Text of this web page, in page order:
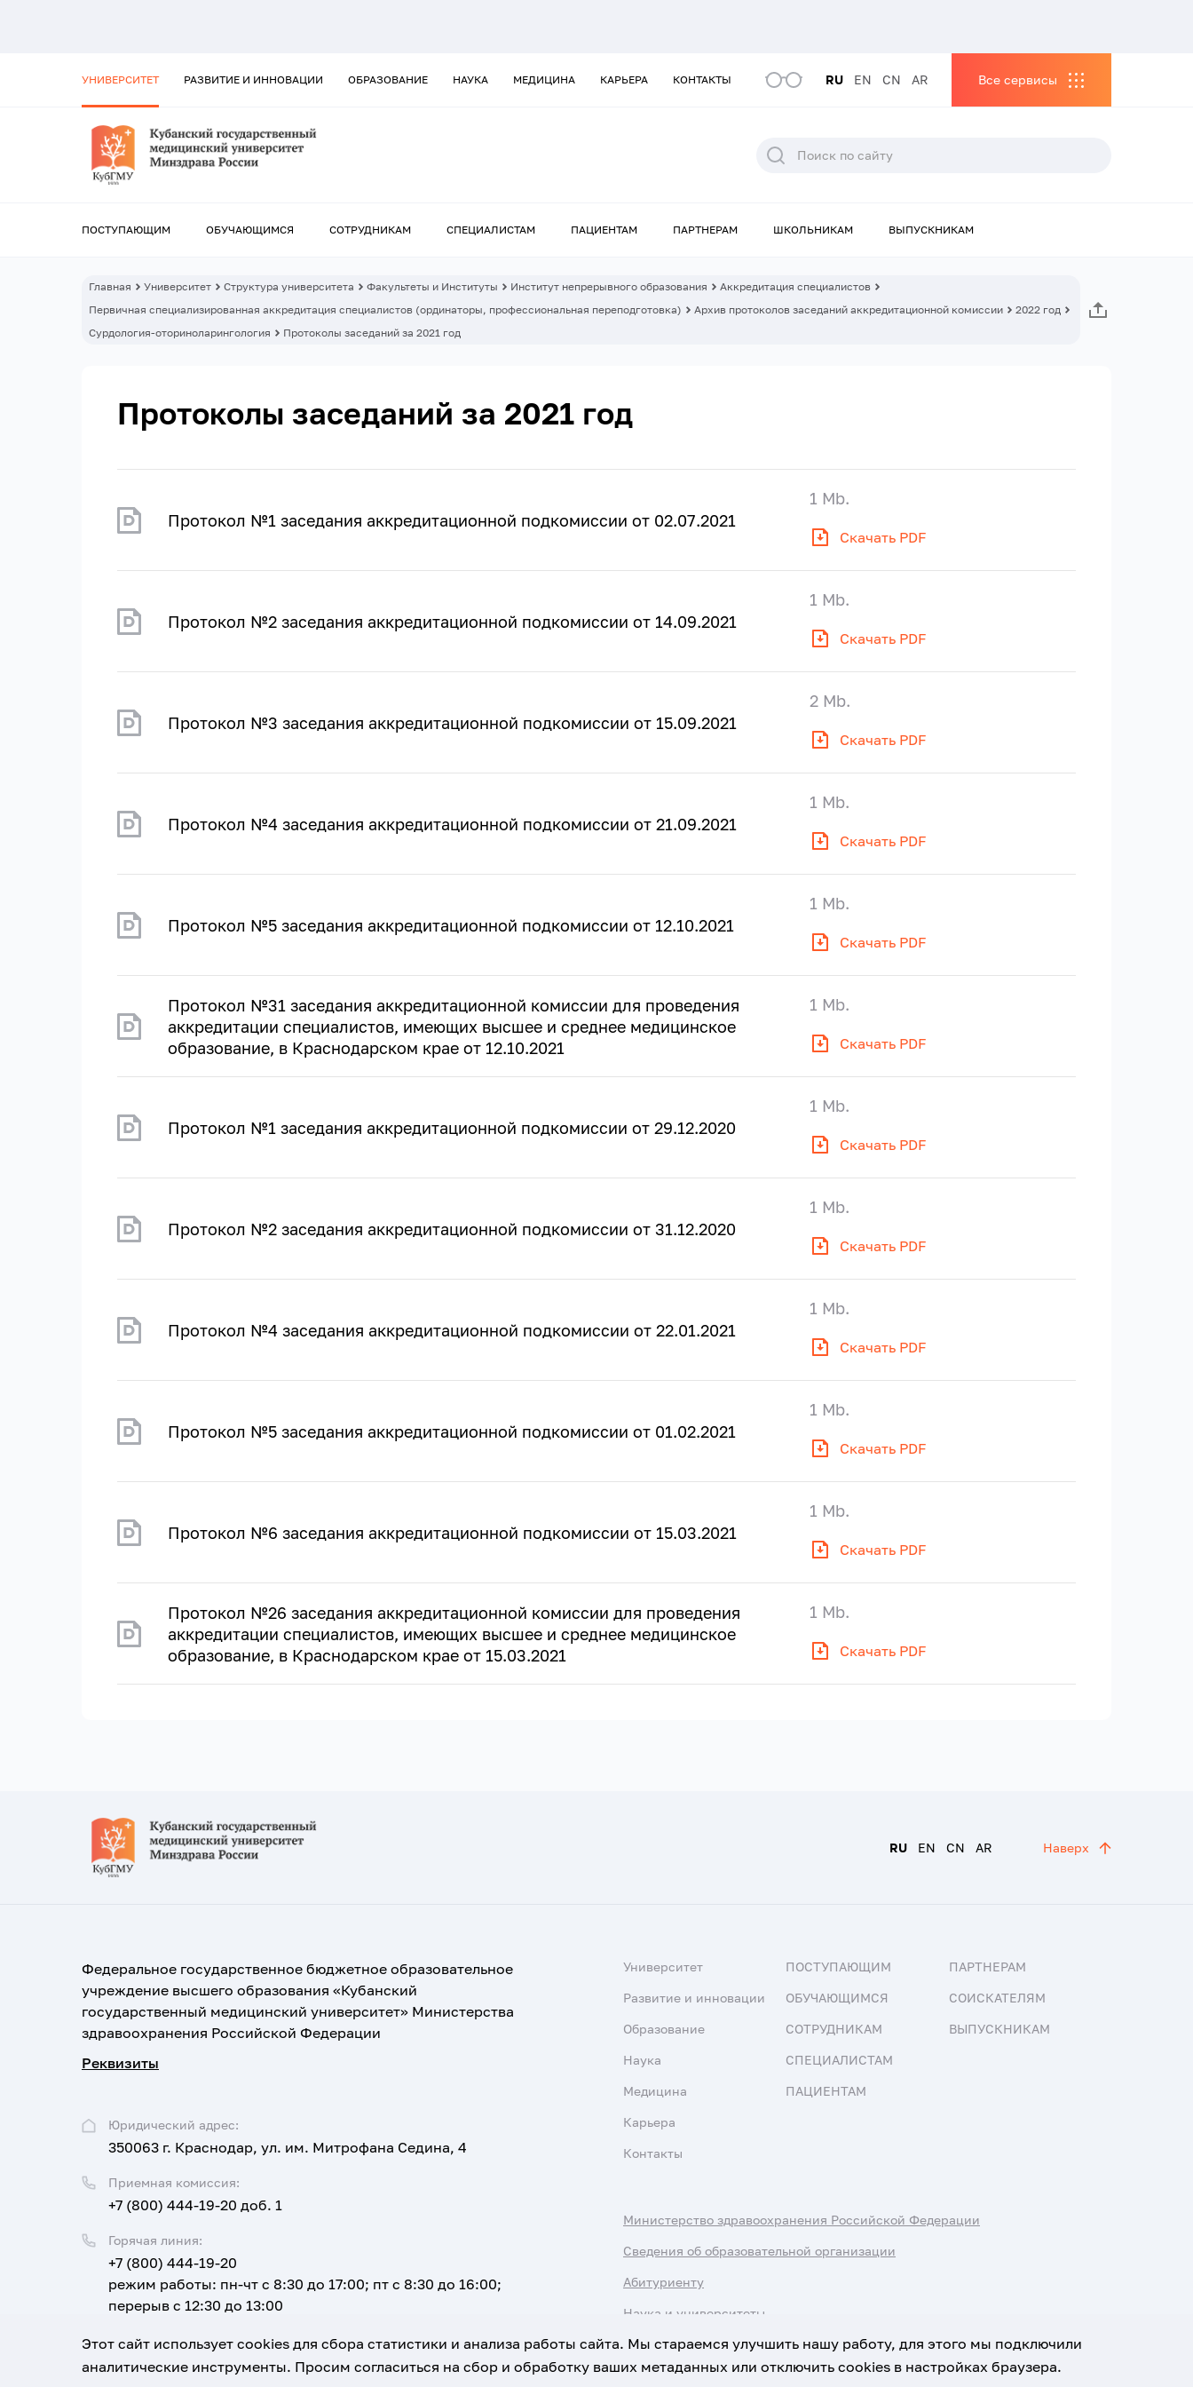
УНИВЕРСИТЕТ РАЗВИТИЕ И ИННОВАЦИИ ОБРАЗОВАНИЕ НАУКА МЕДИЦИНА КАРЬЕРА КОНТАКТЫ RU EN CN AR Все сервисы
ПОСТУПАЮЩИМ ОБУЧАЮЩИМСЯ СОТРУДНИКАМ СПЕЦИАЛИСТАМ ПАЦИЕНТАМ ПАРТНЕРАМ ШКОЛЬНИКАМ ВЫПУСКНИКАМ
Главная Университет Структура университета Факультеты и Институты Институт непрерывного образования
Аккредитация специалистов
Первичная специализированная аккредитация специалистов (ординаторы, профессиональная переподготовка)
Архив протоколов заседаний аккредитационной комиссии
2022 год
Сурдология-оториноларингология
Протоколы заседаний за 2021 год
Протоколы заседаний за 2021 год
Протокол №1 заседания аккредитационной подкомиссии от 02.07.2021
Скачать PDF
1 Mb.
Протокол №2 заседания аккредитационной подкомиссии от 14.09.2021
Скачать PDF
1 Mb.
Протокол №3 заседания аккредитационной подкомиссии от 15.09.2021
Скачать PDF
2 Mb.
Протокол №4 заседания аккредитационной подкомиссии от 21.09.2021
Скачать PDF
1 Mb.
Протокол №5 заседания аккредитационной подкомиссии от 12.10.2021
Скачать PDF
1 Mb.
Протокол №31 заседания аккредитационной комиссии для проведения
аккредитации специалистов, имеющих высшее и среднее медицинское
образование, в Краснодарском крае от 12.10.2021
Скачать PDF
1 Mb.
Протокол №1 заседания аккредитационной подкомиссии от 29.12.2020
Скачать PDF
1 Mb.
Протокол №2 заседания аккредитационной подкомиссии от 31.12.2020
Скачать PDF
1 Mb.
Протокол №4 заседания аккредитационной подкомиссии от 22.01.2021
Скачать PDF
1 Mb.
Протокол №5 заседания аккредитационной подкомиссии от 01.02.2021
Скачать PDF
1 Mb.
Протокол №6 заседания аккредитационной подкомиссии от 15.03.2021
Скачать PDF
1 Mb.
Протокол №26 заседания аккредитационной комиссии для проведения
аккредитации специалистов, имеющих высшее и среднее медицинское
образование, в Краснодарском крае от 15.03.2021
Скачать PDF
1 Mb.
RU EN CN AR Наверх
Федеральное государственное бюджетное образовательное
учреждение высшего образования «Кубанский
государственный медицинский университет» Министерства
здравоохранения Российской Федерации
Реквизиты
Юридический адрес:
350063 г. Краснодар, ул. им. Митрофана Седина, 4
Приемная комиссия:
+7 (800) 444-19-20 доб. 1
Горячая линия:
+7 (800) 444-19-20
режим работы: пн-чт с 8:30 до 17:00; пт с 8:30 до 16:00;
перерыв с 12:30 до 13:00
Email:
corpus@ksma.ru
Университет
Развитие и инновации
Образование
Наука
Медицина
Карьера
Контакты
ПОСТУПАЮЩИМ
ОБУЧАЮЩИМСЯ
СОТРУДНИКАМ
СПЕЦИАЛИСТАМ
ПАЦИЕНТАМ
ПАРТНЕРАМ
СОИСКАТЕЛЯМ
ВЫПУСКНИКАМ
Министерство здравоохранения Российской Федерации
Сведения об образовательной организации
Абитуриенту
Наука и университеты
Этот сайт использует cookies для сбора статистики и анализа работы сайта. Мы стараемся улучшить нашу работу, для этого мы подключили
аналитические инструменты. Просим согласиться на сбор и обработку ваших метаданных или отключить cookies в настройках браузера.